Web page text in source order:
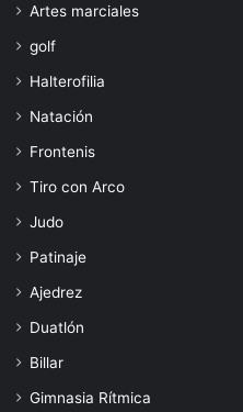
Artes marciales
golf
Halterofilia
Natación
Frontenis
Tiro con Arco
Judo
Patinaje
Ajedrez
Duatlón
Billar
Gimnasia Rítmica